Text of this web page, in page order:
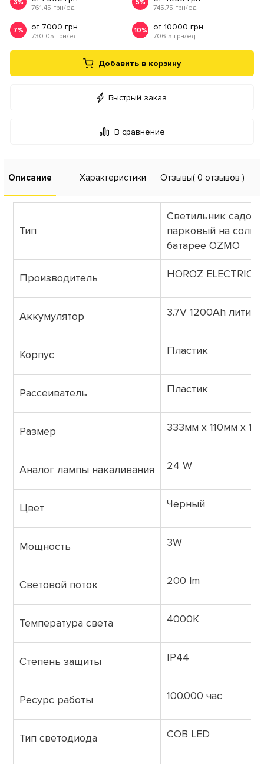
3%
761.45 грн/ед.
5%
745.75 грн/ед.
7% от 7000 грн
730.05 грн/ед.
10% от 10000 грн
706.5 грн/ед.
Добавить в корзину
Быстрый заказ
В сравнение
Описание Характеристики Отзывы( 0 отзывов )
Тип
Светильник
парковый на
батарее OZMO
Производитель HOROZ ELECTRIC
Аккумулятор 3.7V 1200Ah
Корпус Пластик
Рассеиватель Пластик
Размер 333мм х 110мм х
Аналог лампы накаливания 24 W
Цвет Черный
Мощность 3W
Световой поток 200 lm
Температура света 4000K
Степень защиты IP44
Ресурс работы 100.000 час
Тип светодиода COB LED